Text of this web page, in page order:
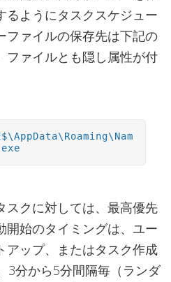
るようにタスクスケジュー
ファイルの保存先は下記の
ファイルとも隠し属性が付
スクに対しては、最高優先
開始のタイミングは、ユー
アップ、またはタスク作成
3分から5分間隔毎（ランダ